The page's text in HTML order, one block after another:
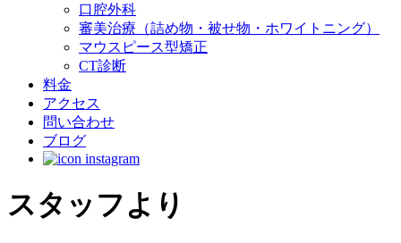
口腔外科
審美治療（詰め物・被せ物・ホワイトニング）
マウスピース型矯正
CT診断
料金
アクセス
問い合わせ
ブログ
スタッフより